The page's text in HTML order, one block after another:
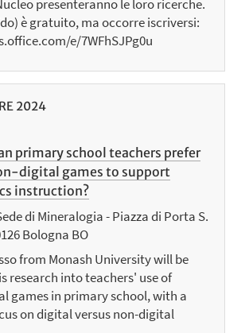
presenteranno le loro ricerche.
è gratuito, ma occorre iscriversi:
e/7WFhSJPg0u
2024
primary school teachers prefer
digital games to support
instruction?
di Mineralogia - Piazza di Porta S.
Bologna BO
from Monash University will be
research into teachers' use of
games in primary school, with a
on digital versus non-digital